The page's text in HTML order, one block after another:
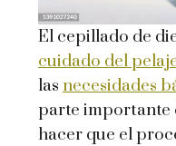
El cepillado de
cuidado del
las necesidades
parte importante
hacer que el